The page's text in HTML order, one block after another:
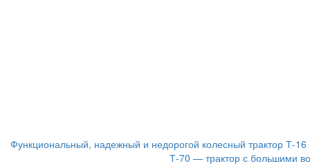
Функциональный, надежный и недорогой колесный трактор Т-16
Т-70 — трактор с большими